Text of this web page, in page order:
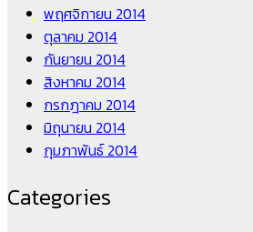
พฤศจิกายน 2014
ตุลาคม 2014
กันยายน 2014
สิงหาคม 2014
กรกฎาคม 2014
มิถุนายน 2014
กุมภาพันธ์ 2014
Categories